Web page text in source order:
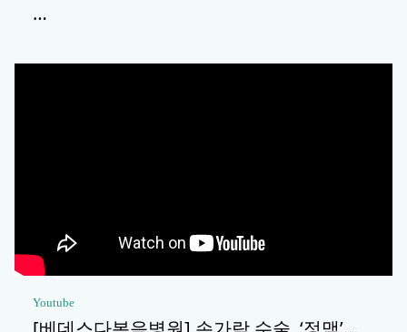
…
Youtube